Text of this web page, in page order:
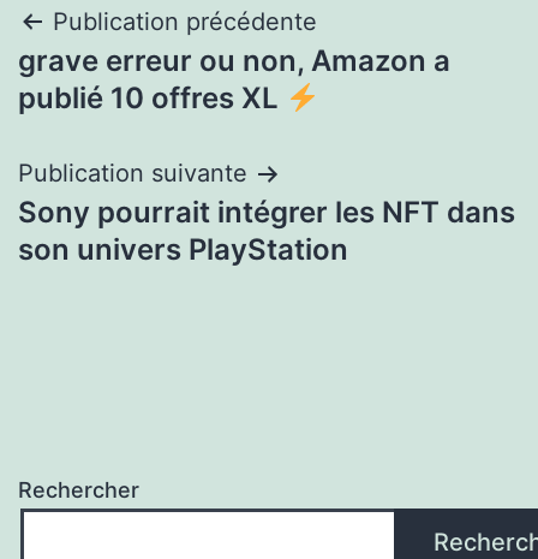
Navigation
de
Publication précédente
grave erreur ou non, Amazon a
publié 10 offres XL
Publication suivante
Sony pourrait intégrer les NFT dans
son univers PlayStation
Rechercher